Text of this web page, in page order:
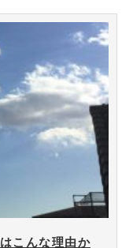
こんな理由か